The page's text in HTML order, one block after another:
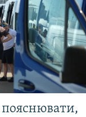
пояснювати,